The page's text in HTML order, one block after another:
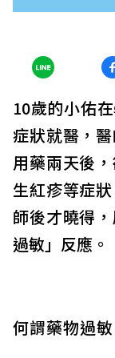
10歲的小佑
症狀就醫，
用藥兩天後
生紅疹等症
師後才曉得
過敏」反應。
何謂藥物過敏